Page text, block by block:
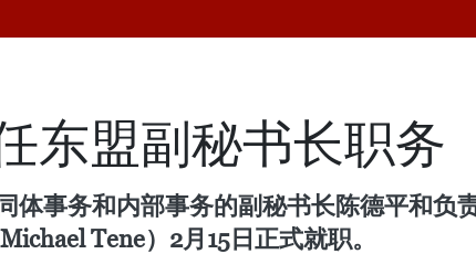
东盟副秘书长职务
体事务和内部事务的副秘书长陈德平和负
Tene）2月15日正式就职。